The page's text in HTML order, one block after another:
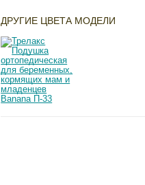
ДРУГИЕ ЦВЕТА МОДЕЛИ